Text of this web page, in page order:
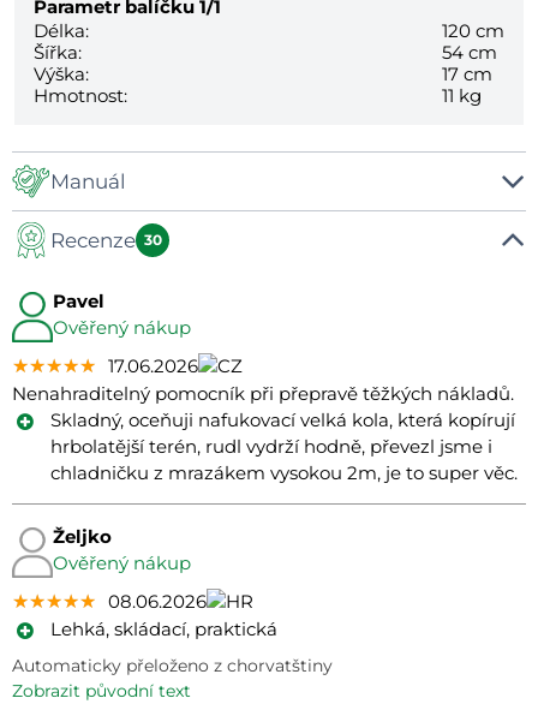
Parametr balíčku 1/1
Délka:
120 cm
Šířka:
54 cm
Výška:
17 cm
Hmotnost:
11 kg
Manuál
Manuál
Recenze 30
Pavel
Ověřený nákup
★★★★★
★★★★★
★★★★★ 17.06.2026
Nenahraditelný pomocník při přepravě těžkých nákladů.
Skladný, oceňuji nafukovací velká kola, která kopírují
hrbolatější terén, rudl vydrží hodně, převezl jsme i
chladničku z mrazákem vysokou 2m, je to super věc.
Željko
Ověřený nákup
★★★★★
★★★★★
★★★★★ 08.06.2026
Lehká, skládací, praktická
Automaticky přeloženo z chorvatštiny
zobrazit původní text